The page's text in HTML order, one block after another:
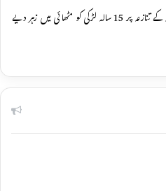
رحیم یارخان :رشتہ کے تنازعہ پر 15 سالہ لڑکی کو مٹھائی میں زہر دیے